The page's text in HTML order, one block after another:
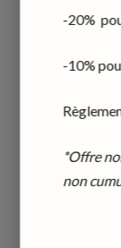
-20%
-10%
*Offre
non